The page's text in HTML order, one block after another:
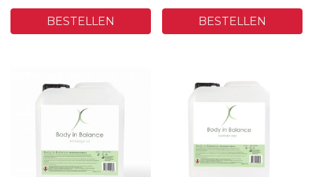
BESTELLEN BESTELLEN